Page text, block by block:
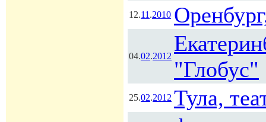
12.11.2010
04.02.2012
"Глобус"
25.02.2012 Тула,